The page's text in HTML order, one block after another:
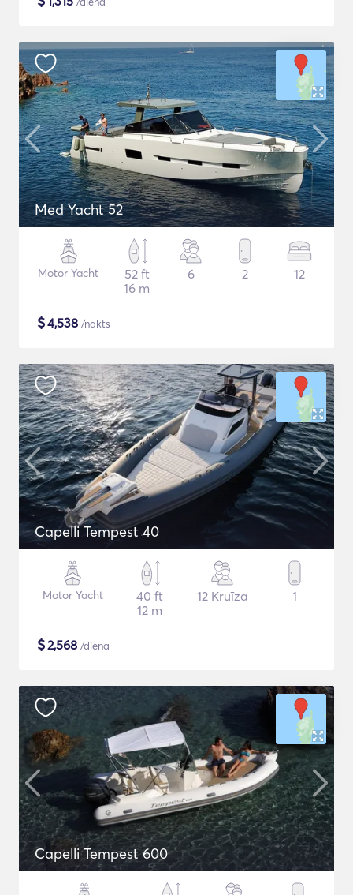
Med Yacht 52
Motor Yacht
52 ft
16 m
6 2 12
$4,538 /nakts
Capelli Tempest 40
Motor Yacht
40 ft
12 m
12 Kruīza 1
$2,568 /diena
Capelli Tempest 600